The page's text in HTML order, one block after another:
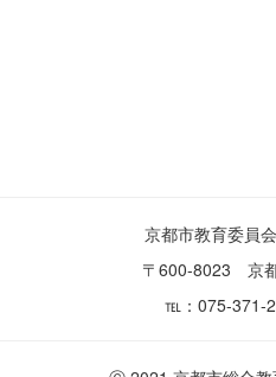
京都市教育委員
〒600-8023 京都
℡：075-371-